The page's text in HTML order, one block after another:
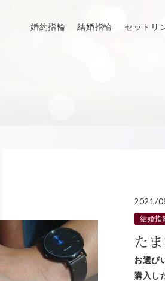
婚約指輪 結婚指輪 セットリ
2021/
結婚指
た
お選び
購入し